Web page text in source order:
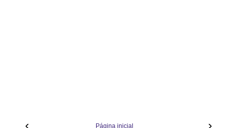
‹ ›
Página inicial